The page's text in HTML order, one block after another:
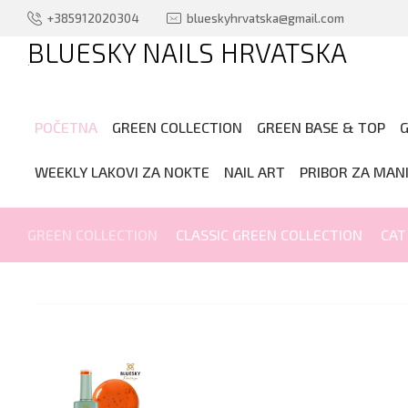
+385912020304 blueskyhrvatska@gmail.com
BLUESKY NAILS HRVATSKA
POČETNA GREEN COLLECTION GREEN BASE & TOP
WEEKLY LAKOVI ZA NOKTE NAIL ART PRIBOR ZA
GREEN COLLECTION CLASSIC GREEN COLLECTION